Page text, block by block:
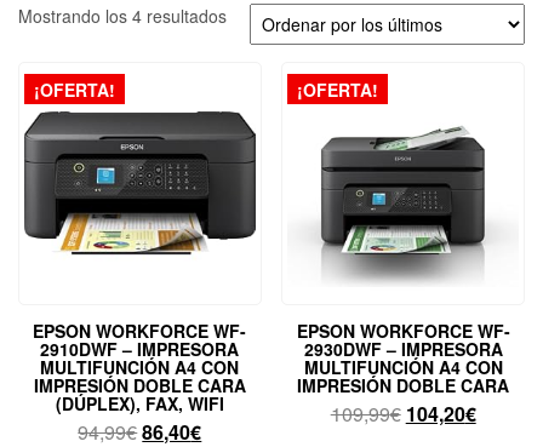
Mostrando los 4 resultadosOrdenado
por
¡OFERTA!
EPSON WORKFORCE WF-
2910DWF – IMPRESORA
MULTIFUNCIÓN A4 CON
IMPRESIÓN DOBLE CARA
(DÚPLEX), FAX, WIFI
94,99€El
86,40€El
¡OFERTA!
EPSON WORKFORCE WF-
2930DWF – IMPRESORA
MULTIFUNCIÓN A4 CON
IMPRESIÓN DOBLE CARA
109,99€ El
104,20€El